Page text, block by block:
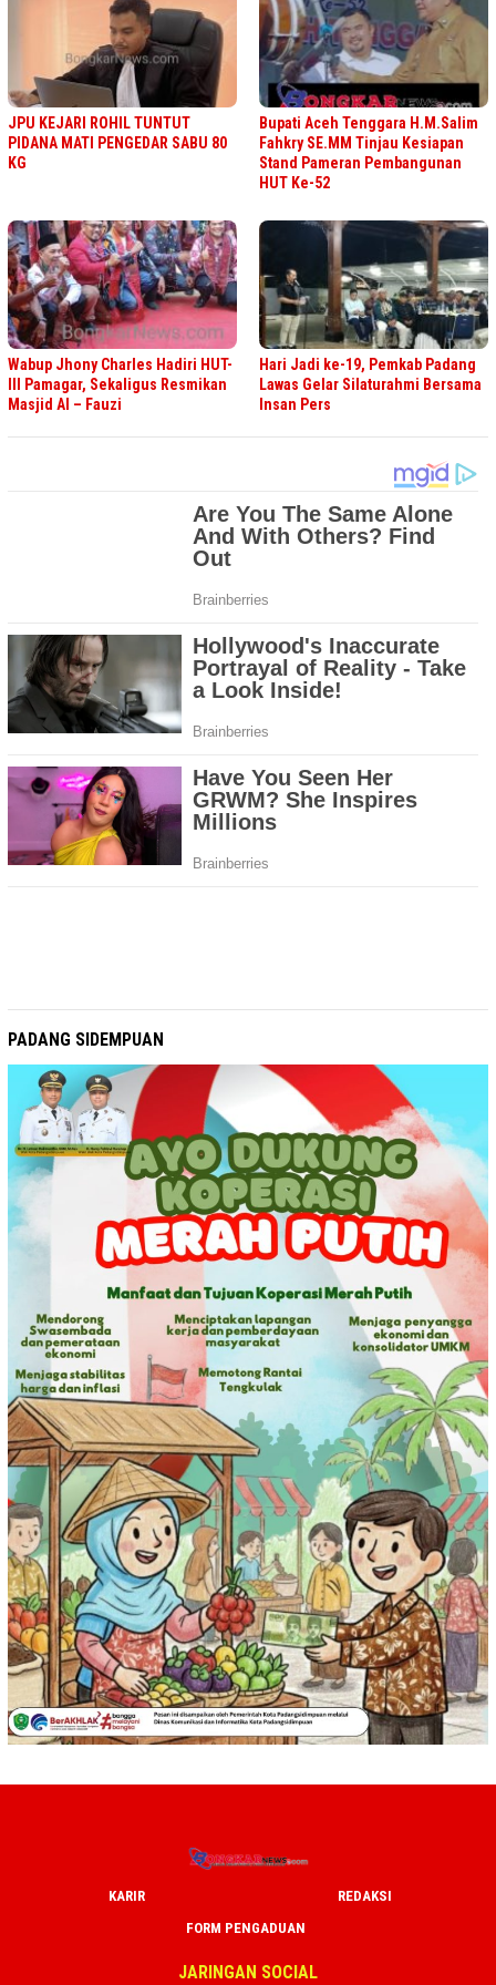
JPU KEJARI ROHIL TUNTUT
PIDANA MATI PENGEDAR SABU 80
KG
Bupati Aceh Tenggara H.M.Salim
Fahkry SE.MM Tinjau Kesiapan
Stand Pameran Pembangunan
HUT Ke-52
Wabup Jhony Charles Hadiri HUT-
III Pamagar, Sekaligus Resmikan
Masjid Al – Fauzi
Hari Jadi ke-19, Pemkab Padang
Lawas Gelar Silaturahmi Bersama
Insan Pers
PADANG SIDEMPUAN
KARIR
REDAKSI
FORM PENGADUAN
JARINGAN SOCIAL